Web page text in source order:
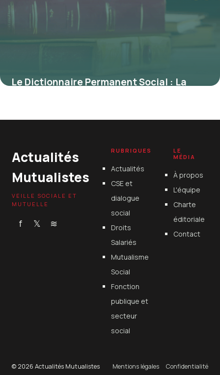
Le Dictionnaire Permanent Social : La
Actualités
Mutualistes
VEILLE SOCIALE ET
MUTUELLE
f 𝕏 ≋
RUBRIQUES
Actualités
CSE et
dialogue
social
Droits
Salariés
Mutualisme
Social
Fonction
publique et
secteur
social
LE
MÉDIA
À propos
L'équipe
Charte
éditoriale
Contact
© 2026 Actualités Mutualistes Mentions légales Confidentialité